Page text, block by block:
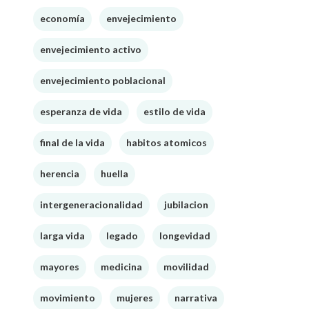
economía envejecimiento
envejecimiento activo
envejecimiento poblacional
esperanza de vida estilo de vida
final de la vida habitos atomicos
herencia huella
intergeneracionalidad jubilacion
larga vida legado longevidad
mayores medicina movilidad
movimiento mujeres narrativa
Longevity Initiatives
Mi aporte es revelar los verdaderos